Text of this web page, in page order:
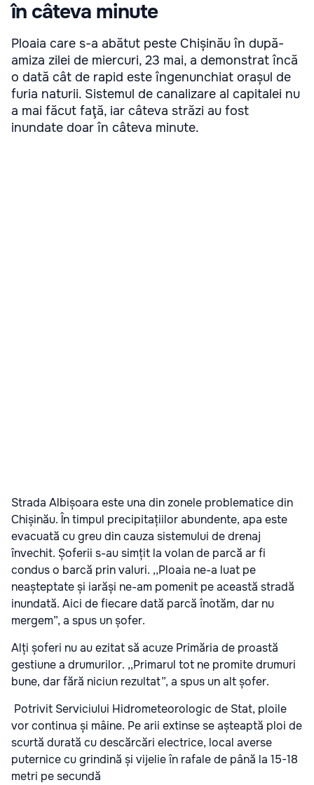
în câteva minute
Ploaia care s-a abătut peste Chișinău în după-
amiza zilei de miercuri, 23 mai, a demonstrat încă
o dată cât de rapid este îngenunchiat orașul de
furia naturii. Sistemul de canalizare al capitalei nu
a mai făcut faţă, iar câteva străzi au fost
inundate doar în câteva minute.
Strada Albișoara este una din zonele problematice din
Chișinău. În timpul precipitațiilor abundente, apa este
evacuată cu greu din cauza sistemului de drenaj
învechit. Șoferii s-au simțit la volan de parcă ar fi
condus o barcă prin valuri. ,,Ploaia ne-a luat pe
neașteptate și iarăși ne-am pomenit pe această stradă
inundată. Aici de fiecare dată parcă înotăm, dar nu
mergem”, a spus un șofer.
Alți șoferi nu au ezitat să acuze Primăria de proastă
gestiune a drumurilor. ,,Primarul tot ne promite drumuri
bune, dar fără niciun rezultat”, a spus un alt șofer.
Potrivit Serviciului Hidrometeorologic de Stat, ploile
vor continua și mâine. Pe arii extinse se așteaptă ploi de
scurtă durată cu descărcări electrice, local averse
puternice cu grindină și vijelie în rafale de până la 15-18
metri pe secundă